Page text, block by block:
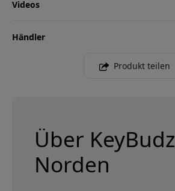
Videos
Händler
Produkt teilen
Über KeyBudz
Norden